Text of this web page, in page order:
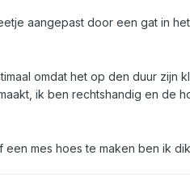
aangepast door een gat in
omdat het op den duur
ik ben rechtshandig en de
mes hoes te maken ben ik